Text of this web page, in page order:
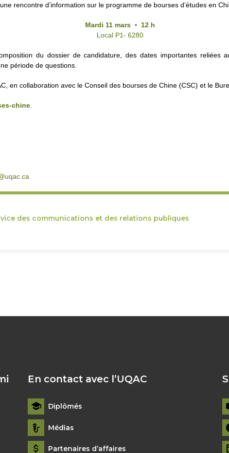
rencontre d’information sur le programme de bourses d’études en
Mardi 11 mars ▪ 12 h
Local P1- 6280
du dossier de candidature, des dates importantes reliées
période de questions.
en collaboration avec le Conseil des bourses de Chine (CSC) et le
chine
des communications et des relations publiques
En contact avec l’UQAC
Diplômés
Médias
Partenaires d’affaires